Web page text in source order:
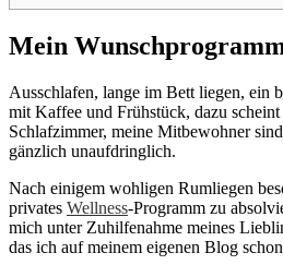
Mein
Ausschlafen, lange im Bett liegen, ein
mit Kaffee und Frühstück, dazu
Schlafzimmer, meine Mitbewohner
gänzlich unaufdringlich.
Nach einigem wohligen Rumliegen
privates Wellness-Programm zu
mich unter Zuhilfenahme meines
das ich auf meinem eigenen Blog